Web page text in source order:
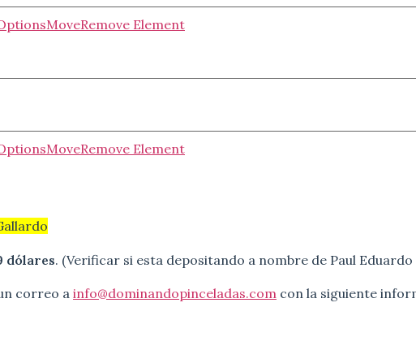
MoveRemove Element
MoveRemove Element
dólares. (Verificar si esta depositando a nombre de Paul
correo a info@dominandopinceladas.com con la siguiente